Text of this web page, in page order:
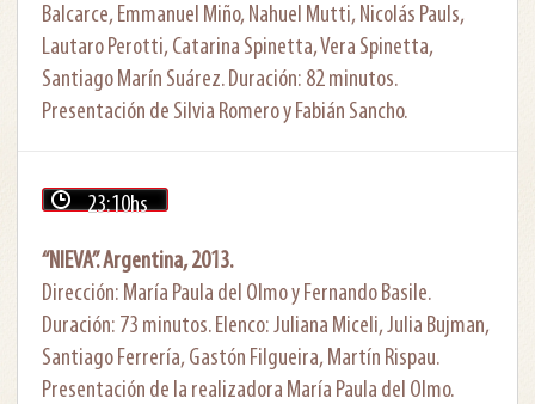
Balcarce, Emmanuel Miño, Nahuel Mutti, Nicolás Pauls,
Lautaro Perotti, Catarina Spinetta, Vera Spinetta,
Santiago Marín Suárez. Duración: 82 minutos.
Presentación de Silvia Romero y Fabián Sancho.
23:10hs
“NIEVA”. Argentina, 2013.
Dirección: María Paula del Olmo y Fernando Basile.
Duración: 73 minutos. Elenco: Juliana Miceli, Julia Bujman,
Santiago Ferrería, Gastón Filgueira, Martín Rispau.
Presentación de la realizadora María Paula del Olmo.